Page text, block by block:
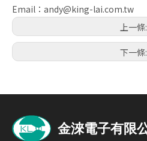
Email： andy@king-lai.com.tw
上一條:
下一條: